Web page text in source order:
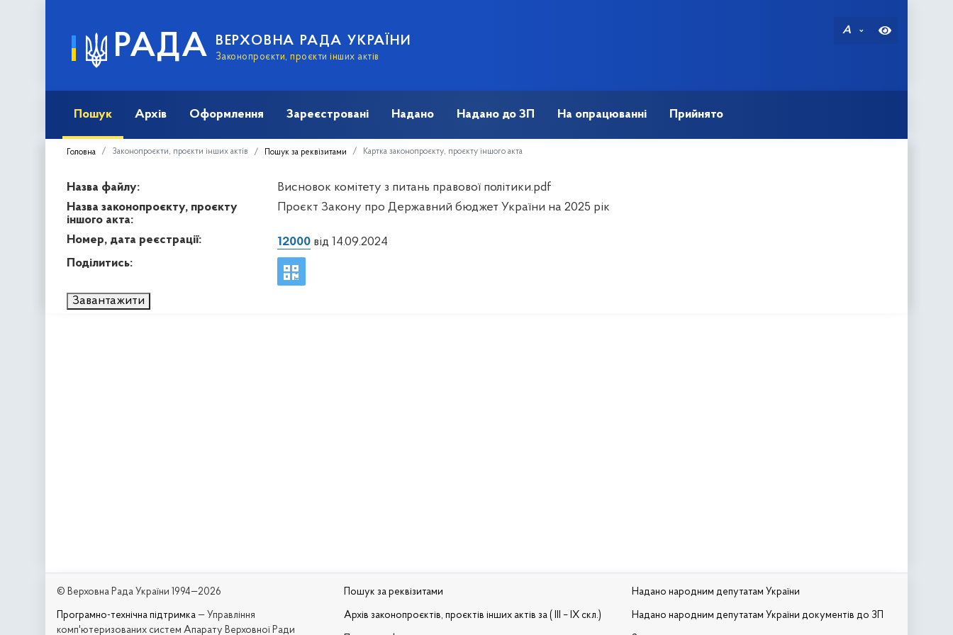
РАДА ВЕРХОВНА РАДА УКРАЇНИ
Законопроєкти, проєкти інших актів
A
Пошук Архів Оформлення Зареєстровані Надано Надано до ЗП На опрацюванні Прийнято
Головна Законопроєкти, проєкти інших актів Пошук за реквізитами Картка законопроєкту, проєкту іншого акта
Назва файлу:
Висновок комітету з питань правової політики.pdf
Назва законопроєкту, проєкту
іншого акта:
Проєкт Закону про Державний бюджет України на 2025 рік
Номер, дата реєстрації: 12000від 14.09.2024
Поділитись:
Завантажити
© Верховна Рада України 1994—2026
Програмно-технічна підтримка — Управління
комп'ютеризованих систем Апарату Верховної Ради
Пошук за реквізитами
Архів законопроєктів, проєктів інших актів за ( III – IX скл.)
Надано народним депутатам України
Надано народним депутатам України документів до ЗП